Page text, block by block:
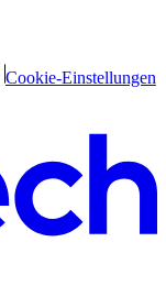
Cookie-Einstellungen